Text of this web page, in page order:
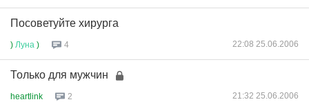
Посоветуйте хирурга
) Луна ) 4 22:08 25.06.2006
Только для мужчин
heartlink 2 21:32 25.06.2006